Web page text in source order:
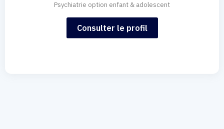
Psychiatrie option enfant & adolescent
Consulter le profil